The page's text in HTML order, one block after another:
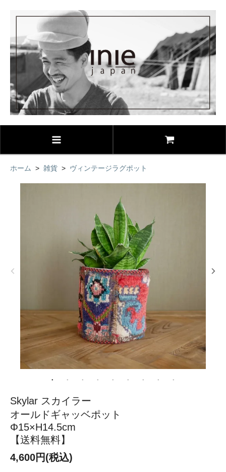
ホーム > 雑貨 > ヴィンテージラグポット
Skylar スカイラー
オールドギャッベポット
Φ15×H14.5cm
【送料無料】
4,600円(税込)